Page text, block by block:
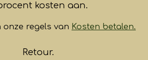
kosten aan.
onze regels van Kosten betalen.
Retour.